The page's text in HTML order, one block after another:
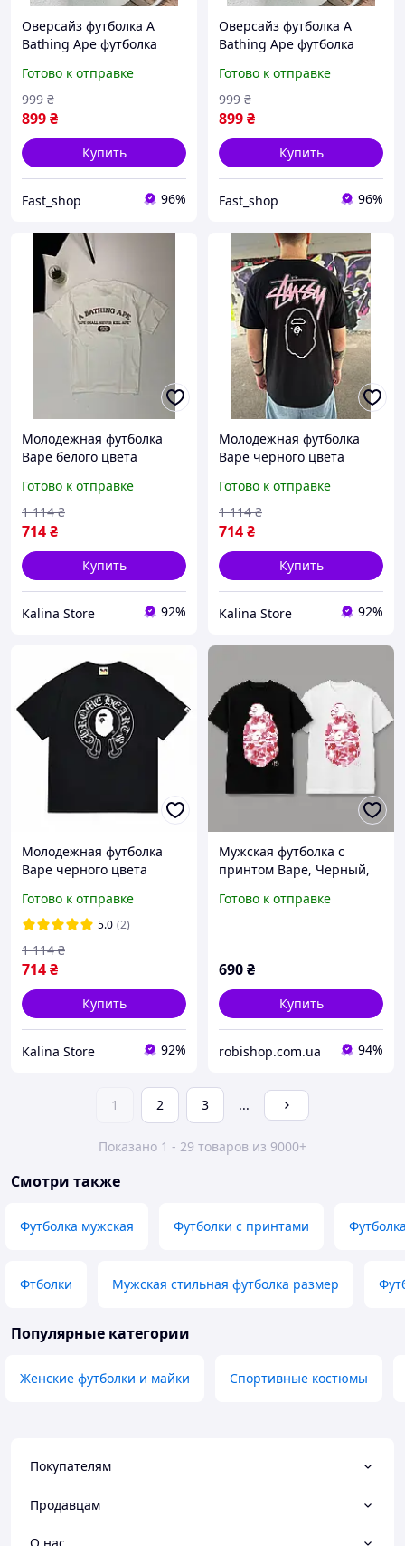
Оверсайз футболка A
Bathing Ape футболка
bape футболка Bape
Готово к отправке
899₴
999 ₴
Купить
Fast_shop 96%
Оверсайз футболка A
Bathing Ape футболка
bape футболка Bape
Готово к отправке
899₴
999 ₴
Купить
Fast_shop 96%
Молодежная футболка
Bape белого цвета
для парней Легкая
качественная футболка
Bape из хлопка
Готово к отправке
714₴
1 114 ₴
Купить
Kalina Store 92%
Молодежная футболка
Bape черного цвета
для парней Легкая
качественная футболка
Bape из хлопка черная
Готово к отправке
714₴
1 114 ₴
Купить
Kalina Store 92%
Молодежная футболка
Bape черного цвета
для парней Легкая
качественная футболка
Bape из хлопка черная
Готово к отправке
5.0 (2)
714₴
1 114 ₴
Купить
Kalina Store 92%
Мужская футболка с
принтом Bape, Черный,
Готово к отправке
690₴
Купить
robishop.com.ua 94%
1 2 3 ...
Показано 1 - 29 товаров из 9000+
Смотри также
Футболка мужская Футболки с принтами
Фтболки Мужская стильная футболка размер
Популярные категории
Женские футболки и майки Спортивные костюмы
Покупателям
Продавцам